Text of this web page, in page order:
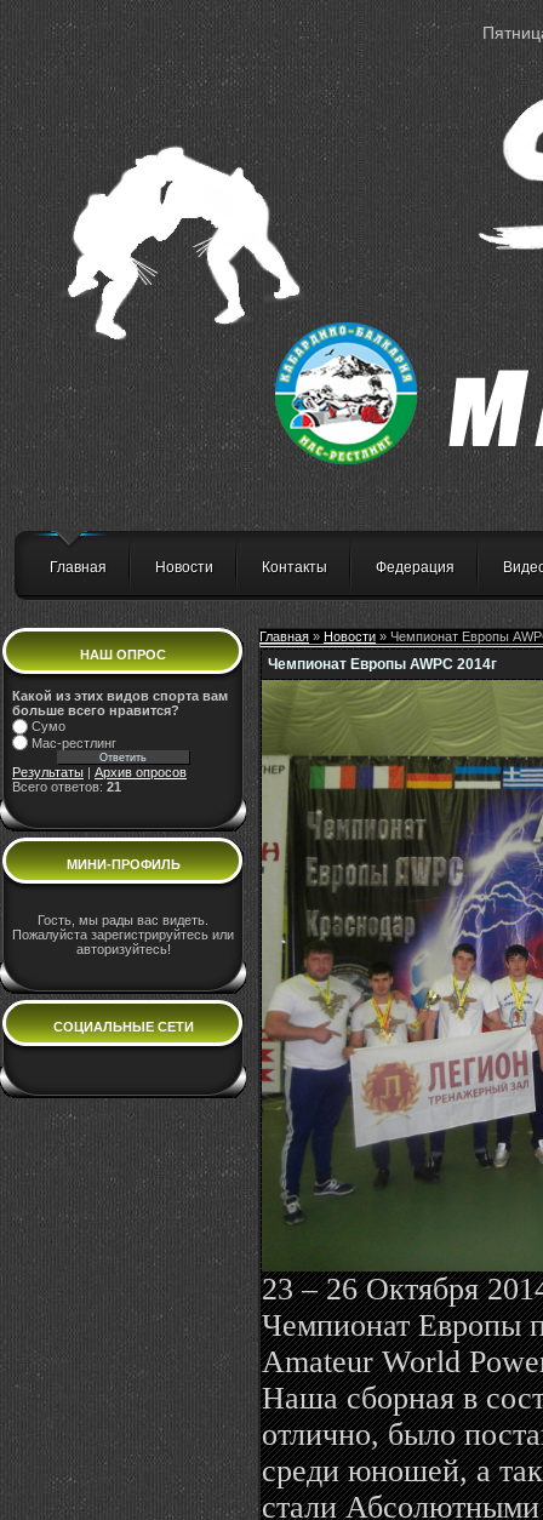
Главная Новости Контакты Федерация
НАШ ОПРОС
Какой из этих видов спорта вам
больше всего нравится?
Сумо
Мас-рестлинг
Результаты
Архив опросов
Всего ответов: 21
МИНИ-ПРОФИЛЬ
Гость, мы рады вас видеть.
Пожалуйста зарегистрируйтесь или
авторизуйтесь!
СОЦИАЛЬНЫЕ СЕТИ
Главная » Новости » Чемпионат Европы
Чемпионат Европы AWPC 2014г
23 – 26 Октября
Чемпионат Европы
Amateur World
Наша сборная в
отлично, было
среди юношей, а
стали